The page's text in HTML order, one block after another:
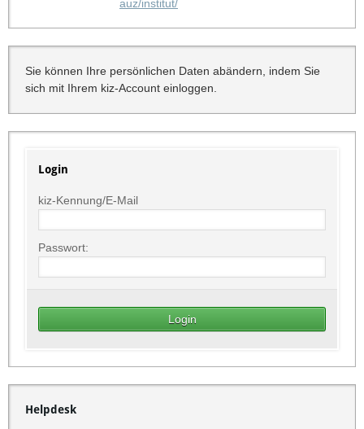
auz/institut/
Sie können Ihre persönlichen Daten abändern, indem Sie
sich mit Ihrem kiz-Account einloggen.
Login
kiz-Kennung/E-Mail
Passwort:
Helpdesk